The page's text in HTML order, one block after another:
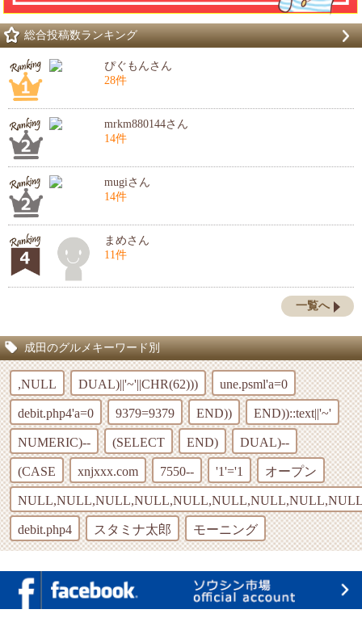
総合投稿数ランキング
ぴぐもんさん
28件
mrkm880144さん
14件
mugiさん
14件
まめさん
11件
一覧へ
成田のグルメキーワード別
,NULL DUAL)||'~'||CHR(62))) une.psml'a=0
debit.php4'a=0 9379=9379 END)) END))::text||'~'
NUMERIC)-- (SELECT END) DUAL)--
(CASE xnjxxx.com 7550-- '1'='1 オープン
debit.php4 スタミナ太郎 モーニング